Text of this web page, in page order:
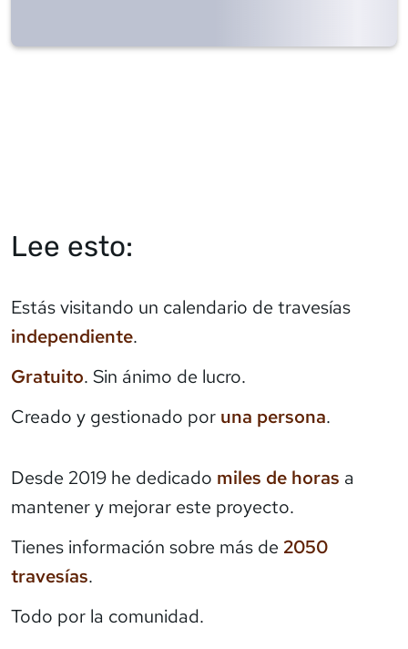
Lee esto:
Estás visitando un calendario de travesías
independiente.
Gratuito. Sin ánimo de lucro.
Creado y gestionado por una persona.
Desde 2019 he dedicado miles de horas a
mantener y mejorar este proyecto.
Tienes información sobre más de 2050
travesías.
Todo por la comunidad.